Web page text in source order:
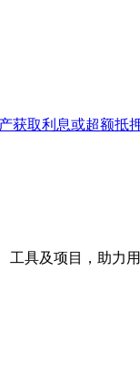
取利息或超额
具及项目，助力用